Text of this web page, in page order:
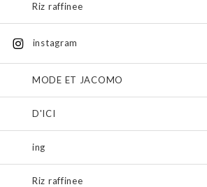
Riz raffinee
instagram
MODE ET JACOMO
D'ICI
ing
Riz raffinee